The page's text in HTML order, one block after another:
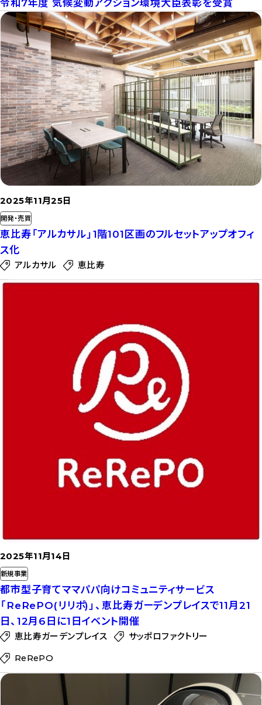
令和7年度 気候変動アクション環境大臣表彰を受賞
記
事
を
読
恵比寿「アルカサル」1階101区画のフルセットアップオフィ
ス化
2025年11月25日
開発・売買
アルカサル 恵比寿
記
都市型子育てママパパ向けコミュニティサービス
「ReRePO(リリポ)」、恵比寿ガーデンプレイスで11月21
日、12月6日に1日イベント開催
2025年11月14日
新規事業
恵比寿ガーデンプレイス サッポロファクトリー
ReRePO
事